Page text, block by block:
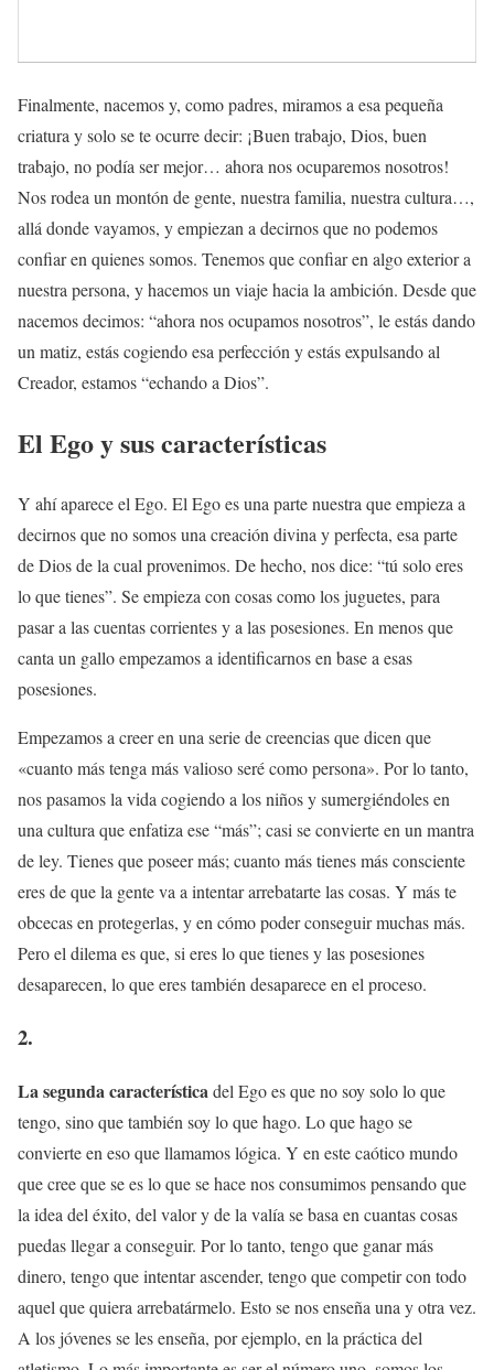
Finalmente, nacemos y, como padres, miramos a esa pequeña
criatura y solo se te ocurre decir: ¡Buen trabajo, Dios, buen
trabajo, no podía ser mejor… ahora nos ocuparemos nosotros!
Nos rodea un montón de gente, nuestra familia, nuestra cultura…,
allá donde vayamos, y empiezan a decirnos que no podemos
confiar en quienes somos. Tenemos que confiar en algo exterior a
nuestra persona, y hacemos un viaje hacia la ambición. Desde que
nacemos decimos: “ahora nos ocupamos nosotros”, le estás dando
un matiz, estás cogiendo esa perfección y estás expulsando al
Creador, estamos “echando a Dios”.
El Ego y sus características
Y ahí aparece el Ego. El Ego es una parte nuestra que empieza a
decirnos que no somos una creación divina y perfecta, esa parte
de Dios de la cual provenimos. De hecho, nos dice: “tú solo eres
lo que tienes”. Se empieza con cosas como los juguetes, para
pasar a las cuentas corrientes y a las posesiones. En menos que
canta un gallo empezamos a identificarnos en base a esas
posesiones.
Empezamos a creer en una serie de creencias que dicen que
«cuanto más tenga más valioso seré como persona». Por lo tanto,
nos pasamos la vida cogiendo a los niños y sumergiéndoles en
una cultura que enfatiza ese “más”; casi se convierte en un mantra
de ley. Tienes que poseer más; cuanto más tienes más consciente
eres de que la gente va a intentar arrebatarte las cosas. Y más te
obcecas en protegerlas, y en cómo poder conseguir muchas más.
Pero el dilema es que, si eres lo que tienes y las posesiones
desaparecen, lo que eres también desaparece en el proceso.
2.
La segunda característicadel Ego es que no soy solo lo que
tengo, sino que también soy lo que hago. Lo que hago se
convierte en eso que llamamos lógica. Y en este caótico mundo
que cree que se es lo que se hace nos consumimos pensando que
la idea del éxito, del valor y de la valía se basa en cuantas cosas
puedas llegar a conseguir. Por lo tanto, tengo que ganar más
dinero, tengo que intentar ascender, tengo que competir con todo
aquel que quiera arrebatármelo. Esto se nos enseña una y otra vez.
A los jóvenes se les enseña, por ejemplo, en la práctica del